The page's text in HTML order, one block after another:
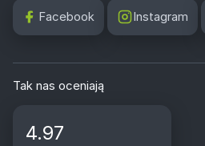
Facebook Instagram
Tak nas oceniają
4.97